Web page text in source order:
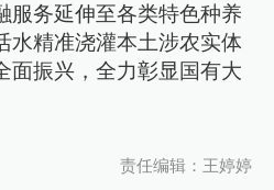
服务延伸至各类特色种养
水精准浇灌本土涉农实体
面振兴，全力彰显国有大
责任编辑：王婷婷